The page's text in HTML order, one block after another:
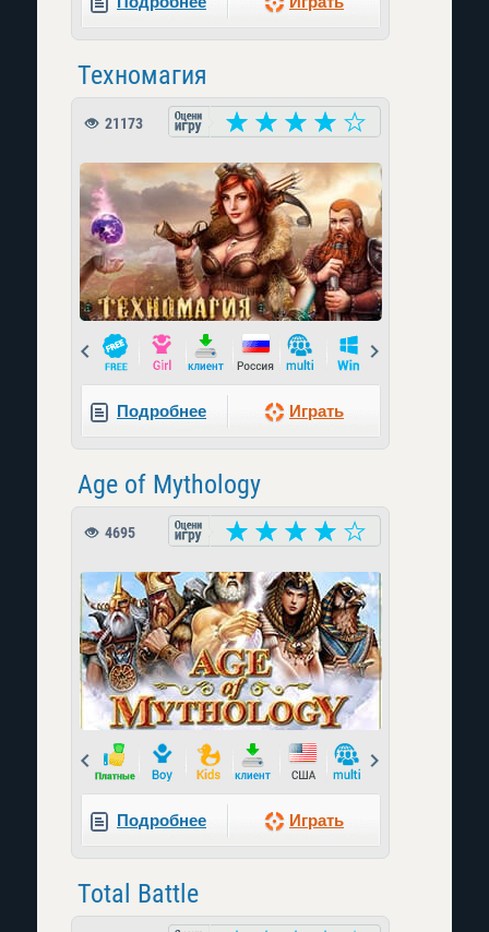
Техномагия
21173
Prev
Подробнее Играть
Age of Mythology
4695
Prev
Подробнее Играть
Total Battle